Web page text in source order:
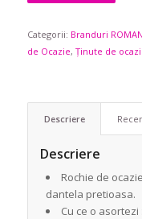
Categorii: Branduri
de Ocazie, Ținute de
Descriere
Descriere
Rochie de
dantela pretioasa.
Cu ce o